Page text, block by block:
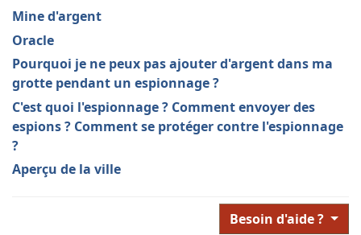
Mine d'argent
Oracle
Pourquoi je ne peux pas ajouter d'argent dans ma
grotte pendant un espionnage ?
C'est quoi l'espionnage ? Comment envoyer des
espions ? Comment se protéger contre l'espionnage
?
Aperçu de la ville
Besoin d'aide ?